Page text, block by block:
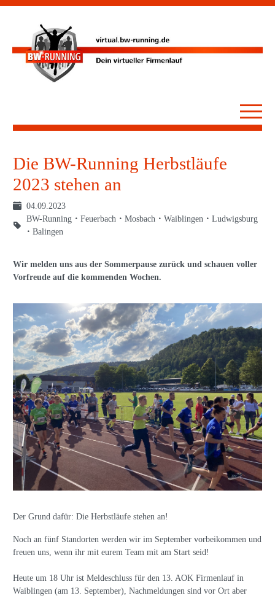
Die BW-Running Herbstläufe
2023 stehen an
04.09.2023
BW-Running
Feuerbach Mosbach Waiblingen
Ludwigsburg
Balingen
Wir melden uns aus der Sommerpause zurück und schauen voller
Vorfreude auf die kommenden Wochen.
Der Grund dafür: Die Herbstläufe stehen an!
Noch an fünf Standorten werden wir im September vorbeikommen und
freuen uns, wenn ihr mit eurem Team mit am Start seid!
Heute um 18 Uhr ist Meldeschluss für den 13. AOK Firmenlauf in
Waiblingen (am 13. September), Nachmeldungen sind vor Ort aber